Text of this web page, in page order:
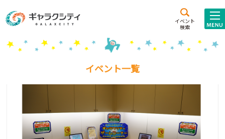
イベント
検索
施設案内
こども
西新井
施設･
こどもみーてぃんぐ
イベント一覧